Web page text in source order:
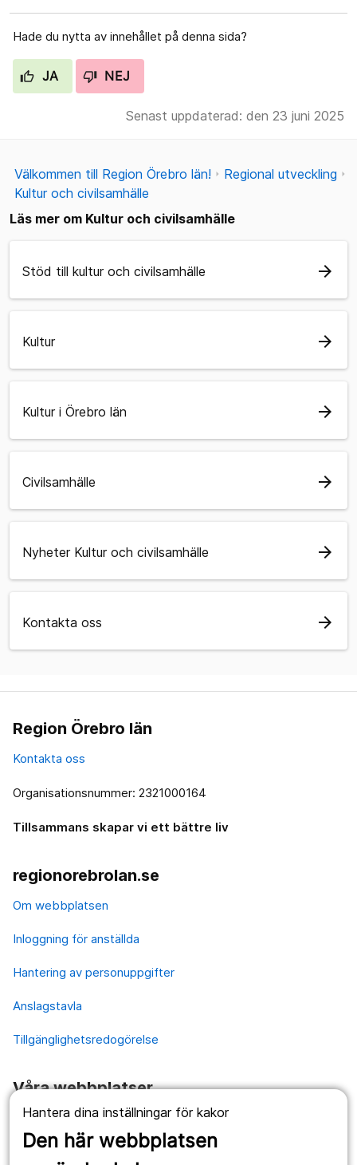
Hantera dina inställningar för kakor
Den här webbplatsen
Hade du nytta av innehållet på denna sida?
JA NEJ
Senast uppdaterad: den 23 juni 2025
Välkommen till Region Örebro län!
Regional utveckling
Kultur och civilsamhälle
Läs mer om Kultur och civilsamhälle
Stöd till kultur och civilsamhälle arrow_forward
Kultur arrow_forward
Kultur i Örebro län arrow_forward
Civilsamhälle arrow_forward
Nyheter Kultur och civilsamhälle arrow_forward
Kontakta oss arrow_forward
Region Örebro län
Kontakta oss
Organisationsnummer: 2321000164
Tillsammans skapar vi ett bättre liv
regionorebrolan.se
Om webbplatsen
Inloggning för anställda
Hantering av personuppgifter
Anslagstavla
Tillgänglighetsredogörelse
Våra webbplatser
1177.se
Länstrafiken